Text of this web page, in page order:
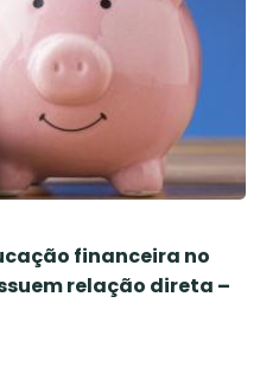
financeira no
relação direta –